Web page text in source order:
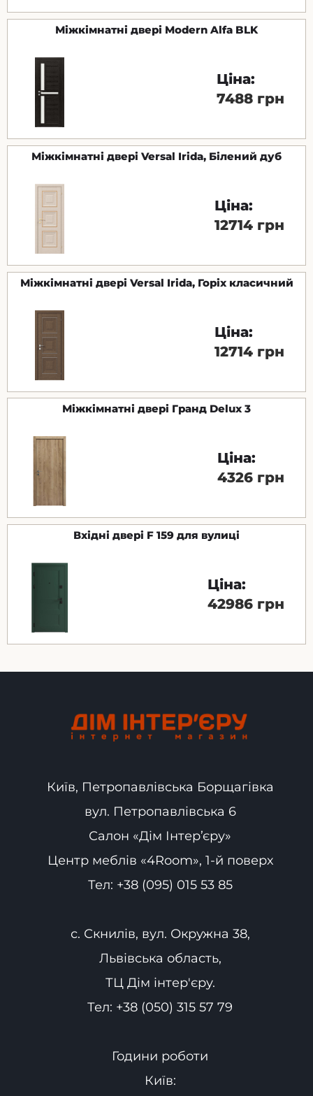
Міжкімнатні двері Modern Alfa BLK
Ціна:
7488 грн
Міжкімнатні двері Versal Irida, Білений дуб
Ціна:
12714 грн
Міжкімнатні двері Versal Irida, Горіх класичний
Ціна:
12714 грн
Міжкімнатні двері Гранд Delux ​​3
Ціна:
4326 грн
Вхідні двері F 159 для вулиці
Ціна:
42986 грн
Київ, Петропавлівська Борщагівка
вул. Петропавлівська 6
Салон «Дім Інтер’єру»
Центр меблів «4Room», 1-й поверх
Тел: +38 (095) 015 53 85
с. Скнилів, вул. Окружна 38,
Львівська область,
ТЦ Дім інтер'єру.
Тел: +38 (050) 315 57 79
Години роботи
Київ: